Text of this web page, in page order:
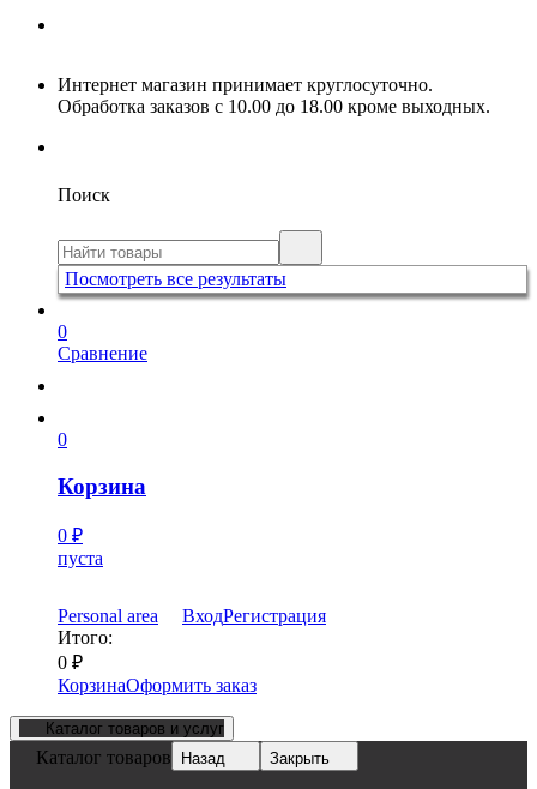
Интернет магазин принимает круглосуточно.
Обработка заказов с 10.00 до 18.00 кроме выходных.
Поиск
Посмотреть все результаты
0
Сравнение
0
Корзина
0 ₽
пуста
Personal area ВходРегистрация
Итого:
0 ₽
КорзинаОформить заказ
Каталог товаров и услуг
Каталог товаров Назад Закрыть